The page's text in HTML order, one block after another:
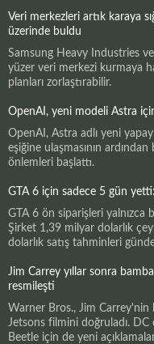
Veri merkezleri artık karaya
üzerinde buldu
Samsung Heavy Industries
yüzer veri merkezi kurmaya
planları zorlaştırabilir.
OpenAI, yeni modeli Astra
OpenAI, Astra adlı yeni
eşiğine ulaşmasının
önlemleri başlattı.
GTA 6 için sadece 5 gün
GTA 6 ön siparişleri yalnızca
Şirket 1,39 milyar dolarlık
dolarlık satış tahminleri
Jim Carrey yıllar sonra
resmileşti
Warner Bros., Jim Carrey'nin
Jetsons filmini doğruladı.
Beetle için de yeni